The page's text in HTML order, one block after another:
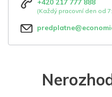
(Každý pracovní den od